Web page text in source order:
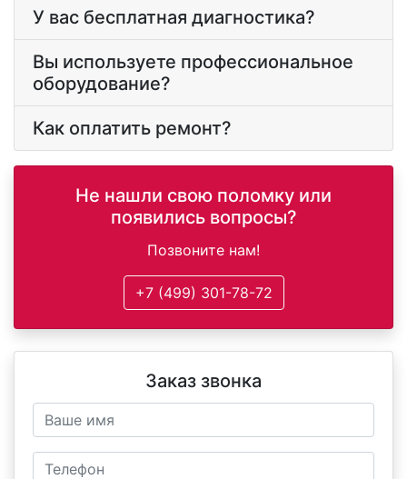
У вас бесплатная диагностика?
Вы используете профессиональное
оборудование?
Как оплатить ремонт?
Не нашли свою поломку или
появились вопросы?
Позвоните нам!
+7 (499) 301-78-72
Заказ звонка